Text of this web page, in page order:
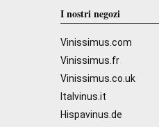
I nostri negozi
Vinissimus.com
Vinissimus.fr
Vinissimus.co.uk
Italvinus.it
Hispavinus.de